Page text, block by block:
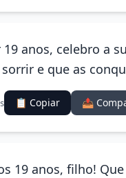
anos, celebro a
e que as
📋 Copiar 📤
19 anos, filho!